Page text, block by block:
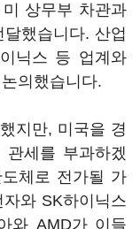
상무부 차관과
했습니다. 산업
닉스 등 업계와
의했습니다.
지만, 미국을 경
세를 부과하겠
체로 전가될 가
와 SK하이닉스
와 AMD가 이들